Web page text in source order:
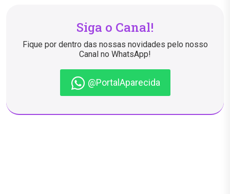
Siga o Canal!
Fique por dentro das nossas novidades pelo nosso
Canal no WhatsApp!
@PortalAparecida